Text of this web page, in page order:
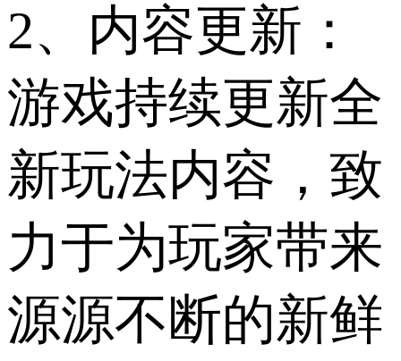
2、内容更新：
游戏持续更新全
新玩法内容，致
力于为玩家带来
源源不断的新鲜